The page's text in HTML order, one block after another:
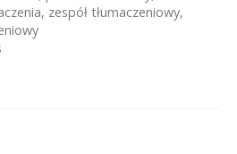
, zespół tłumaczeniowy,